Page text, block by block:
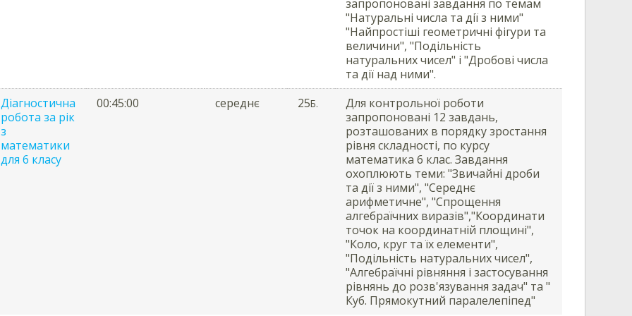
запропоновані завдання по темам
"Натуральні числа та дії з ними"
"Найпростіші геометричні фігури та
величини", "Подільність
натуральних чисел" і "Дробові числа
та дії над ними".
Діагностична
робота за рік
з
математики
для 6 класу
00:45:00 середнє 25Б.
Для контрольної роботи
запропоновані 12 завдань,
розташованих в порядку зростання
рівня складності, по курсу
математика 6 клас. Завдання
охоплюють теми: "Звичайні дроби
та дії з ними", "Середнє
арифметичне", "Спрощення
алгебраїчних виразів","Координати
точок на координатній площині",
"Коло, круг та їх елементи",
"Подільність натуральних чисел",
"Алгебраїчні рівняння і застосування
рівнянь до розв'язування задач" та "
Куб. Прямокутний паралелепіпед"